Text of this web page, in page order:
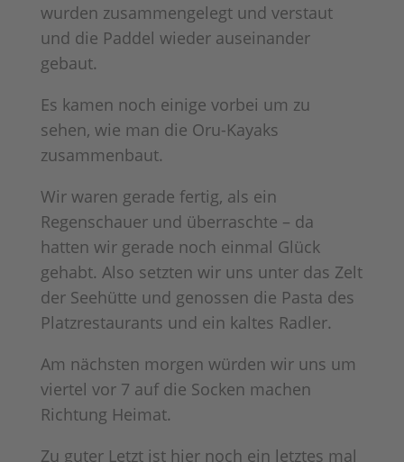
wurden zusammengelegt und verstaut
und die Paddel wieder auseinander
gebaut.
Es kamen noch einige vorbei um zu
sehen, wie man die Oru-Kayaks
zusammenbaut.
Wir waren gerade fertig, als ein
Regenschauer und überraschte – da
hatten wir gerade noch einmal Glück
gehabt. Also setzten wir uns unter das Zelt
der Seehütte und genossen die Pasta des
Platzrestaurants und ein kaltes Radler.
Am nächsten morgen würden wir uns um
viertel vor 7 auf die Socken machen
Richtung Heimat.
Zu guter Letzt ist hier noch ein letztes mal